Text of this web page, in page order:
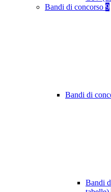
Bandi di concorso 9
Bandi di
Bandi